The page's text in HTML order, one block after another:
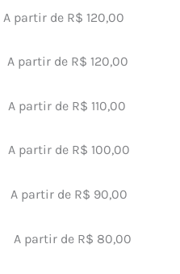
de R$ 120,00
de R$ 120,00
de R$ 110,00
de R$ 100,00
de R$ 90,00
partir de R$ 80,00